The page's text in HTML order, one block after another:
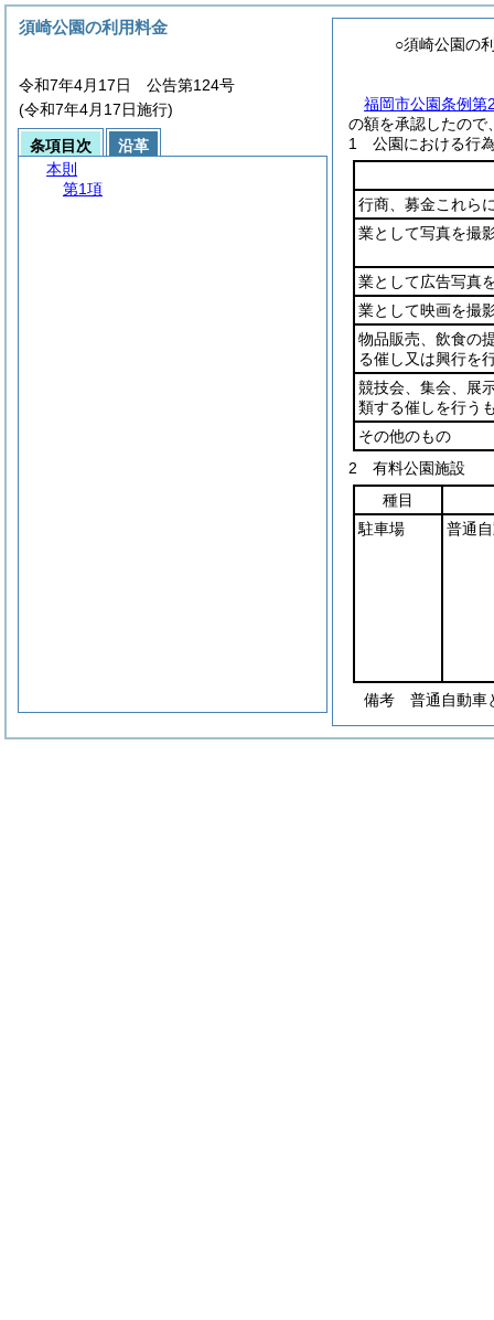
○須崎公園の
福岡市公園条例第
の額を承認したので
1 公園における行
行商、募金これら
業として写真を撮
業として広告写真
業として映画を撮
物品販売、飲食の
る催し又は興行を
競技会、集会、展
類する催しを行う
その他のもの
2 有料公園施設
種目
駐車場
普通
備考 普通自動車
須崎公園の利用料金
令和7年4月17日 公告第124号
(令和7年4月17日施行)
条項目次
沿革
本則
第1項